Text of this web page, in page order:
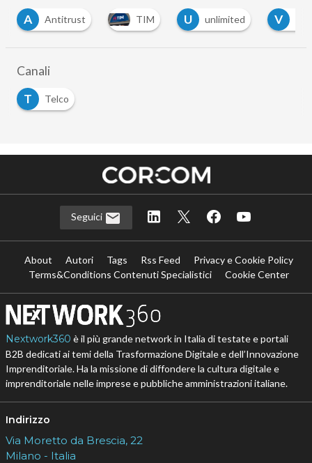
A
Antitrust TIM U unlimited V
Canali
T
Telco
Seguici
About Autori Tags Rss Feed
Privacy e Cookie Policy
Terms&Conditions Contenuti Specialistici
Cookie Center
Nextwork360 è il più grande network in Italia di testate e portali
B2B dedicati ai temi della Trasformazione Digitale e dell’Innovazione
Imprenditoriale. Ha la missione di diffondere la cultura digitale e
imprenditoriale nelle imprese e pubbliche amministrazioni italiane.
Indirizzo
Via Moretto da Brescia, 22
Milano - Italia